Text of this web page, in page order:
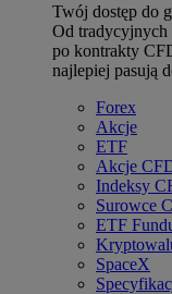
Twój dostęp do
Od tradycyjnych
po kontrakty
najlepiej pasują
Forex
Akcje
ETF
Akcje
Indeksy
Surowce
ETF
SpaceX